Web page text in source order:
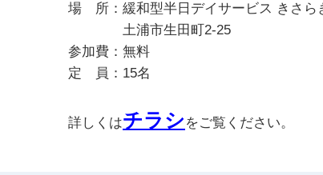
場 所：緩和型半日デイサービス きさら
土浦市生田町2-25
参加費：無料
定 員：15名
詳しくはチラシ をご覧ください。